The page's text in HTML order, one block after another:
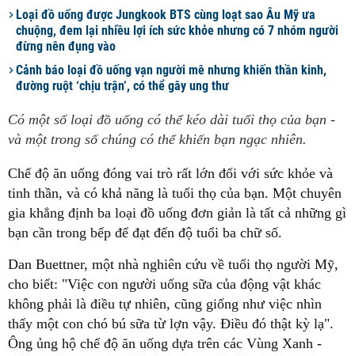
Loại đồ uống được Jungkook BTS cùng loạt sao Âu Mỹ ưa
chuộng, đem lại nhiều lợi ích sức khỏe nhưng có 7 nhóm người
đừng nên đụng vào
Cảnh báo loại đồ uống vạn người mê nhưng khiến thần kinh,
đường ruột ‘chịu trận’, có thể gây ung thư
Có một số loại đồ uống có thể kéo dài tuổi thọ của bạn -
và một trong số chúng có thể khiến bạn ngạc nhiên.
Chế độ ăn uống đóng vai trò rất lớn đối với sức khỏe và
tinh thần, và có khả năng là tuổi thọ của bạn. Một chuyên
gia khẳng định ba loại đồ uống đơn giản là tất cả những gì
bạn cần trong bếp để đạt đến độ tuổi ba chữ số.
Dan Buettner, một nhà nghiên cứu về tuổi thọ người Mỹ,
cho biết: "Việc con người uống sữa của động vật khác
không phải là điều tự nhiên, cũng giống như việc nhìn
thấy một con chó bú sữa từ lợn vậy. Điều đó thật kỳ lạ".
Ông ủng hộ chế độ ăn uống dựa trên các Vùng Xanh -